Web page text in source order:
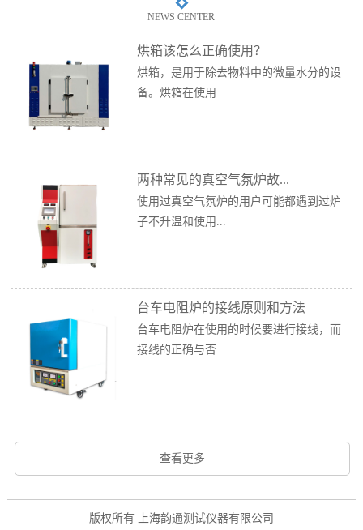
NEWS CENTER
烘箱该怎么正确使用？
烘箱，是用于除去物料中的微量水分的设
备。烘箱在使用...
两种常见的真空气氛炉故...
使用过真空气氛炉的用户可能都遇到过炉
子不升温和使用...
台车电阻炉的接线原则和方法
台车电阻炉在使用的时候要进行接线，而
接线的正确与否...
查看更多
版权所有 上海韵通测试仪器有限公司